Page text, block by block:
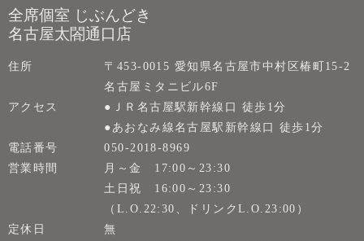
全席個室 じぶんどき
名古屋太閤通口店
住所
〒453-0015 愛知県名古屋市中村区椿町15-2
名古屋ミタニビル6F
アクセス
●ＪＲ名古屋駅新幹線口 徒歩1分
●あおなみ線名古屋駅新幹線口 徒歩1分
電話番号
050-2018-8969
営業時間
月～金 17:00～23:30
土日祝 16:00～23:30
（L.O.22:30、ドリンクL.O.23:00）
定休日
無